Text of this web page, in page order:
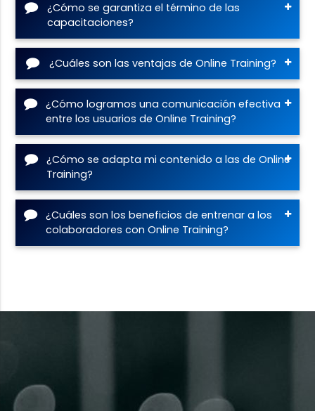
¿Cómo se garantiza el término de las
capacitaciones?
¿Cuáles son las ventajas de Online Training?
¿Cómo logramos una comunicación efectiva
entre los usuarios de Online Training?
¿Cómo se adapta mi contenido a las de Online
Training?
¿Cuáles son los beneficios de entrenar a los
colaboradores con Online Training?